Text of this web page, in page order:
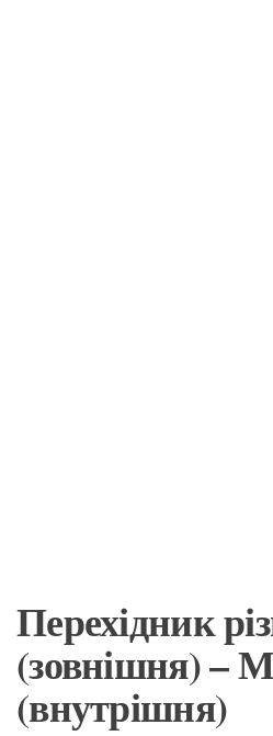
Перехідник
(зовнішня) –
(внутрішня)